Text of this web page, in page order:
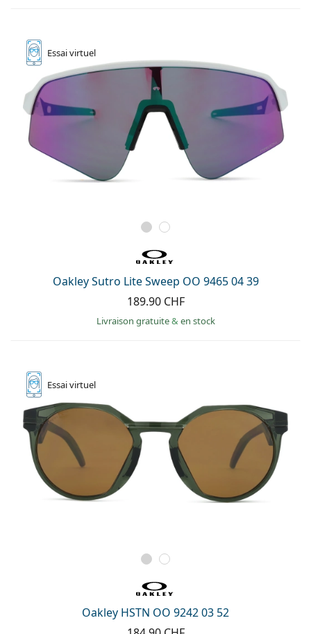
Essaivirtuel
Oakley Sutro Lite Sweep OO 9465 04 39
189.90 CHF
Livraison gratuite& en stock
Essaivirtuel
Oakley HSTN OO 9242 03 52